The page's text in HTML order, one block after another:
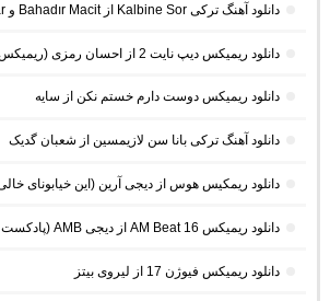
دانلود آهنگ ترکی Kalbine Sor از Bahadır Macit و Tunahan Sakar
دانلود ریمیکس دیپ نایت 2 از احسان رمزی (ریمیکس طولانی غمگین)
دانلود ریمیکس دوست دارم خستم نکن از سایه
دانلود آهنگ ترکی بانا سن لازیمسین از شعبان گدیک
دانلود ریمکیس هوس از دیجی آرین (این خیابونای
دانلود ریمیکس AM Beat 16 از دیجی AMB (پادکست طولانی شنیدنی)
دانلود ریمیکس فیوژن 17 از لیروی بیتز